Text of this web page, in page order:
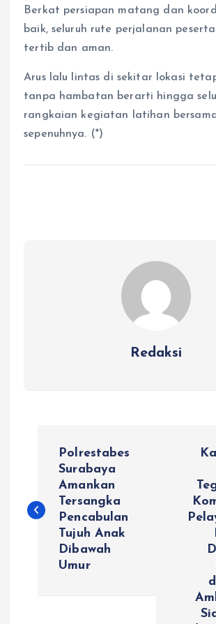
Berkat persiapan matang dan
baik, seluruh rute perjalanan
tertib dan aman.
Arus lalu lintas di sekitar lokasi
tanpa hambatan berarti hingga
rangkaian kegiatan latihan
sepenuhnya. (*)
Redaksi
v
Polrestabes
Surabaya
Amankan
Tersangka
Pencabulan
Tujuh Anak
Dibawah
Umur